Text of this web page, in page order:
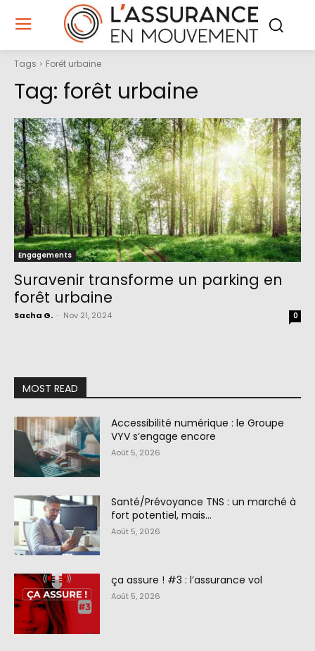
Tags Forêt urbaine
Tag: forêt urbaine
Engagements
Suravenir transforme un parking en
forêt urbaine
Sacha G. Nov 21, 2024 0
MOST READ
Accessibilité numérique : le Groupe
VYV s’engage encore
Août 5, 2026
Santé/Prévoyance TNS : un marché à
fort potentiel, mais…
Août 5, 2026
ça assure ! #3 : l’assurance vol
Août 5, 2026